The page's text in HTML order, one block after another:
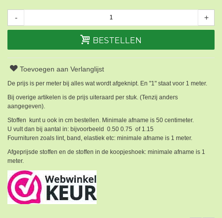
- +
BESTELLEN
Toevoegen aan Verlanglijst
De prijs is per meter bij alles wat wordt afgeknipt. En "1" staat voor 1 meter.
Bij overige artikelen is de prijs uiteraard per stuk. (Tenzij anders
aangegeven).
Stoffen kunt u ook in cm bestellen. Minimale afname is 50 centimeter.
U vult dan bij aantal in: bijvoorbeeld 0.50 0.75 of 1.15
Fournituren zoals lint, band, elastiek etc: minimale afname is 1 meter.
Afgeprijsde stoffen en de stoffen in de koopjeshoek: minimale afname is 1
meter.